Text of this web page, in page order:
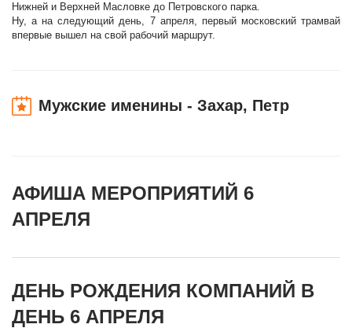
Нижней и Верхней Масловке до Петровского парка.
Ну, а на следующий день, 7 апреля, первый московский трамвай
впервые вышел на свой рабочий маршрут.
Мужские именины - Захар, Петр
АФИША МЕРОПРИЯТИЙ 6
АПРЕЛЯ
ДЕНЬ РОЖДЕНИЯ КОМПАНИЙ В
ДЕНЬ 6 АПРЕЛЯ